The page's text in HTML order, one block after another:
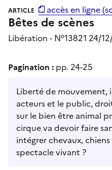
accès en ligne
ARTICLE
Bêtes de scènes
Libération - N°13821 24/
Pagination : pp. 24-25
Liberté de mouvement,
acteurs et le public,
sur le bien être animal
cirque va devoir faire
intégrer chevaux,
spectacle vivant ?